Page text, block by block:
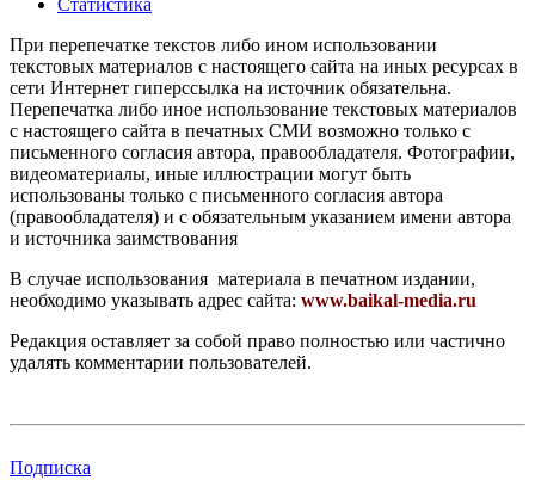
Статистика
При перепечатке текстов либо ином использовании
текстовых материалов с настоящего сайта на иных ресурсах в
сети Интернет гиперссылка на источник обязательна.
Перепечатка либо иное использование текстовых материалов
с настоящего сайта в печатных СМИ возможно только с
письменного согласия автора, правообладателя. Фотографии,
видеоматериалы, иные иллюстрации могут быть
использованы только с письменного согласия автора
(правообладателя) и с обязательным указанием имени автора
и источника заимствования
В случае использования материала в печатном издании,
необходимо указывать адрес сайта: www.baikal-media.ru
Редакция оставляет за собой право полностью или частично
удалять комментарии пользователей.
Подписка